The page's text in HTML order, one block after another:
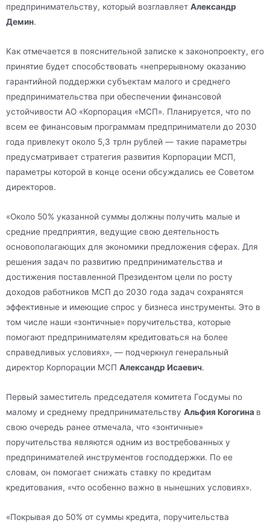
предпринимательству, который возглавляет Александр
Демин.
Как отмечается в пояснительной записке к законопроекту, его
принятие будет способствовать «непрерывному оказанию
гарантийной поддержки субъектам малого и среднего
предпринимательства при обеспечении финансовой
устойчивости АО «Корпорация «МСП». Планируется, что по
всем ее финансовым программам предприниматели до 2030
года привлекут около 5,3 трлн рублей — такие параметры
предусматривает стратегия развития Корпорации МСП,
параметры которой в конце осени обсуждались ее Советом
директоров.
«Около 50% указанной суммы должны получить малые и
средние предприятия, ведущие свою деятельность
основополагающих для экономики предложения сферах. Для
решения задач по развитию предпринимательства и
достижения поставленной Президентом цели по росту
доходов работников МСП до 2030 года задач сохранятся
эффективные и имеющие спрос у бизнеса инструменты. Это в
том числе наши «зонтичные» поручительства, которые
помогают предпринимателям кредитоваться на более
справедливых условиях», — подчеркнул генеральный
директор Корпорации МСП Александр Исаевич.
Первый заместитель председателя комитета Госдумы по
малому и среднему предпринимательству Альфия Когогина в
свою очередь ранее отмечала, что «зонтичные»
поручительства являются одним из востребованных у
предпринимателей инструментов господдержки. По ее
словам, он помогает снижать ставку по кредитам
кредитования, «что особенно важно в нынешних условиях».
«Покрывая до 50% от суммы кредита, поручительства